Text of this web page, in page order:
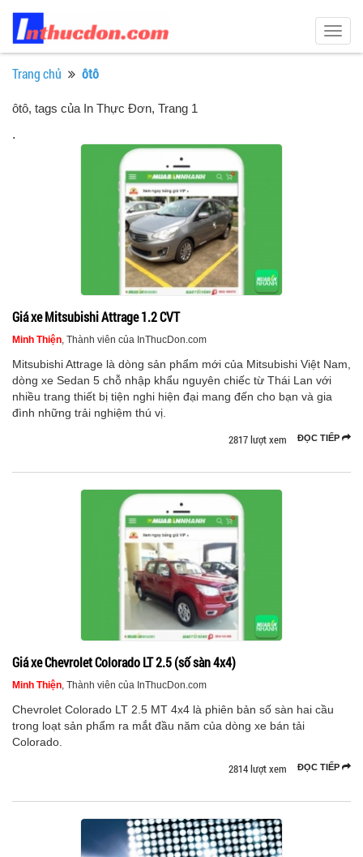
Trang chủ ôtô
ôtô, tags của In Thực Đơn, Trang 1
.
Giá xe Mitsubishi Attrage 1.2 CVT
Minh Thiện, Thành viên của InThucDon.com
Mitsubishi Attrage là dòng sản phẩm mới của Mitsubishi Việt Nam,
dòng xe Sedan 5 chỗ nhập khẩu nguyên chiếc từ Thái Lan với
nhiều trang thiết bị tiện nghi hiện đại mang đến cho bạn và gia
đình những trải nghiệm thú vị.
ĐỌC TIẾP
2817 lượt xem
Giá xe Chevrolet Colorado LT 2.5 (số sàn 4x4)
Minh Thiện, Thành viên của InThucDon.com
Chevrolet Colorado LT 2.5 MT 4x4 là phiên bản số sàn hai cầu
trong loạt sản phẩm ra mắt đầu năm của dòng xe bán tải
Colorado.
ĐỌC TIẾP
2814 lượt xem